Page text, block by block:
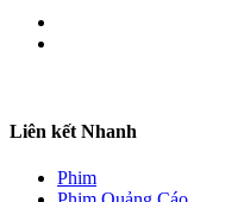
Liên kết Nhanh
Phim